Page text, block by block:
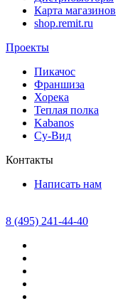
Карта магазинов
shop.remit.ru
Проекты
Пикачос
Франшиза
Хорека
Теплая полка
Kabanos
Су-Вид
Контакты
Написать нам
8 (495) 241-44-40